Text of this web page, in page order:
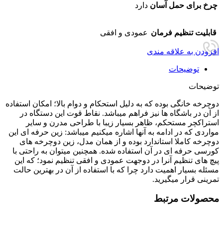
چرخ برای حمل آسان دارد
قابلیت تنظیم فرمان عمودی و افقی
افزودن به علاقه مندی
توضیحات
توضیحات
دوچرخه خانگی بوده که به دلیل استحکام و دوام بالا؛ امکان استفاده
از آن در باشگاه ها نیز فراهم میباشد. نقاط قوت این دستگاه در
استراکچر مستحکم، ظاهر بسیار زیبا با طراحی مدرن و سایر
مواردی که در ادامه به آنها اشاره میکنیم میباشد: زین حرفه ای این
دوچرخه کاملا استاندارد بوده و از همان مدل، زین دوچرخه های
کورسی حرفه ای در آن استفاده شده. همچنین میتوان به راحتی با
پیچ های تنظیم آنرا در دوجهت عمودی و افقی تنظیم نمود؛ که این
مسئله بسیار اهمیت دارد چرا که با استفاده از آن در بهترین حالت
تمرینی قرار میگیرید.
محصولات مرتبط